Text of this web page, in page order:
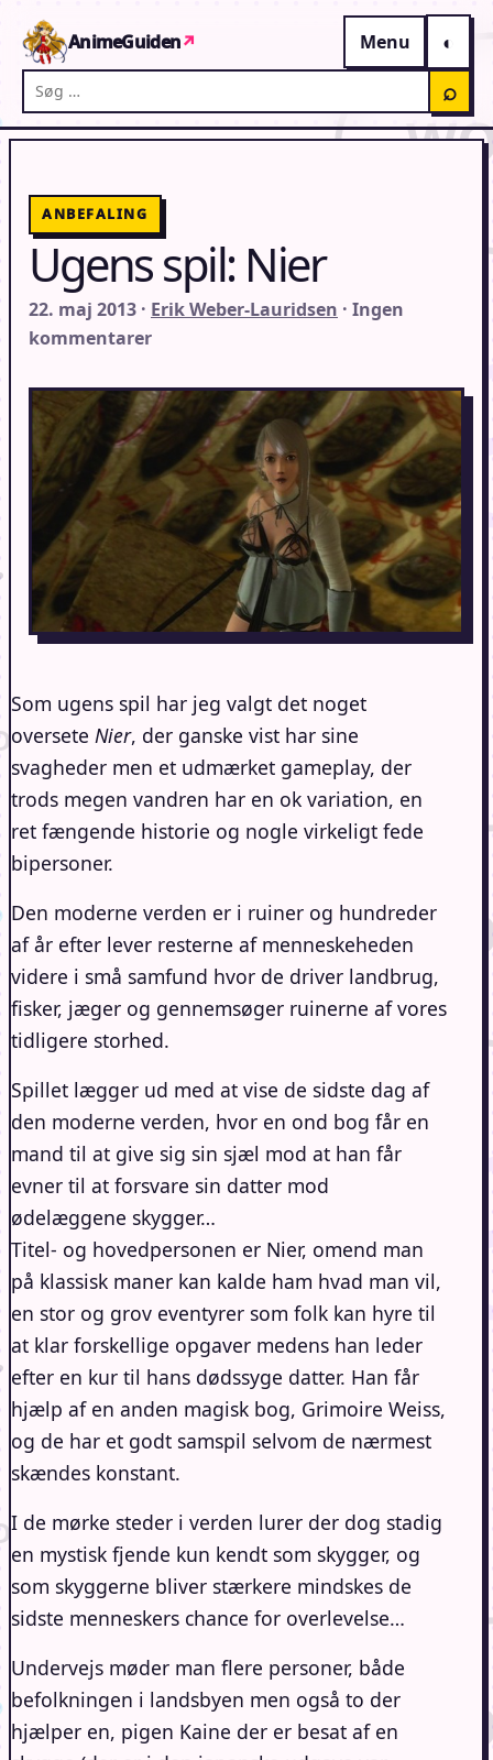
AnimeGuiden↗
Menu
Søg på AnimeGuiden
⌕
ANBEFALING
Ugens spil: Nier
22. maj 2013 · Erik Weber-Lauridsen · Ingen
kommentarer
Som ugens spil har jeg valgt det noget
oversete Nier, der ganske vist har sine
svagheder men et udmærket gameplay, der
trods megen vandren har en ok variation, en
ret fængende historie og nogle virkeligt fede
bipersoner.
Den moderne verden er i ruiner og hundreder
af år efter lever resterne af menneskeheden
videre i små samfund hvor de driver landbrug,
fisker, jæger og gennemsøger ruinerne af vores
tidligere storhed.
Spillet lægger ud med at vise de sidste dag af
den moderne verden, hvor en ond bog får en
mand til at give sig sin sjæl mod at han får
evner til at forsvare sin datter mod
ødelæggene skygger…
Titel- og hovedpersonen er Nier, omend man
på klassisk maner kan kalde ham hvad man vil,
en stor og grov eventyrer som folk kan hyre til
at klar forskellige opgaver medens han leder
efter en kur til hans dødssyge datter. Han får
hjælp af en anden magisk bog, Grimoire Weiss,
og de har et godt samspil selvom de nærmest
skændes konstant.
I de mørke steder i verden lurer der dog stadig
en mystisk fjende kun kendt som skygger, og
som skyggerne bliver stærkere mindskes de
sidste menneskers chance for overlevelse…
Undervejs møder man flere personer, både
befolkningen i landsbyen men også to der
hjælper en, pigen Kaine der er besat af en